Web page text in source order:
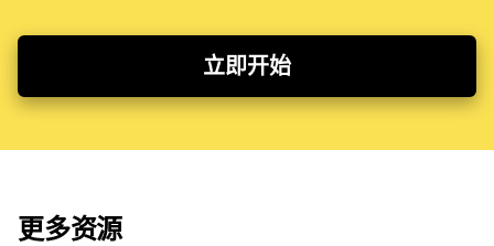
立即开始
更多资源